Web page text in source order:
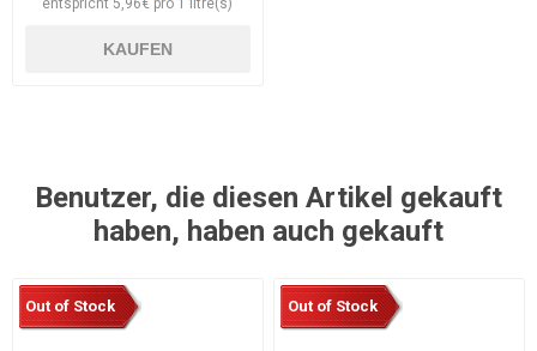
entspricht 5,96€ pro 1 litre(s)
KAUFEN
Benutzer, die diesen Artikel gekauft
haben, haben auch gekauft
Out of Stock Out of Stock